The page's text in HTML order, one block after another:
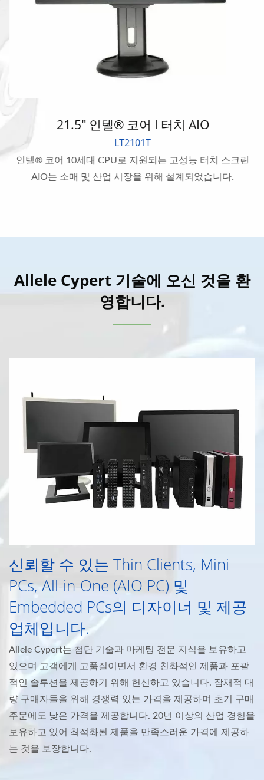
21.5" 인텔® 코어 I 터치 AIO
LT2101T
인텔® 코어 10세대 CPU로 지원되는 고성능 터치 스크린
AIO는 소매 및 산업 시장을 위해 설계되었습니다.
Allele Cypert 기술에 오신 것을 환
영합니다.
신뢰할 수 있는 Thin Clients, Mini
PCs, All-in-One (AIO PC) 및
Embedded PCs의 디자이너 및 제공
업체입니다.
Allele Cypert는 첨단 기술과 마케팅 전문 지식을 보유하고
있으며 고객에게 고품질이면서 환경 친화적인 제품과 포괄
적인 솔루션을 제공하기 위해 헌신하고 있습니다. 잠재적 대
량 구매자들을 위해 경쟁력 있는 가격을 제공하며 초기 구매
주문에도 낮은 가격을 제공합니다. 20년 이상의 산업 경험을
보유하고 있어 최적화된 제품을 만족스러운 가격에 제공하
는 것을 보장합니다.